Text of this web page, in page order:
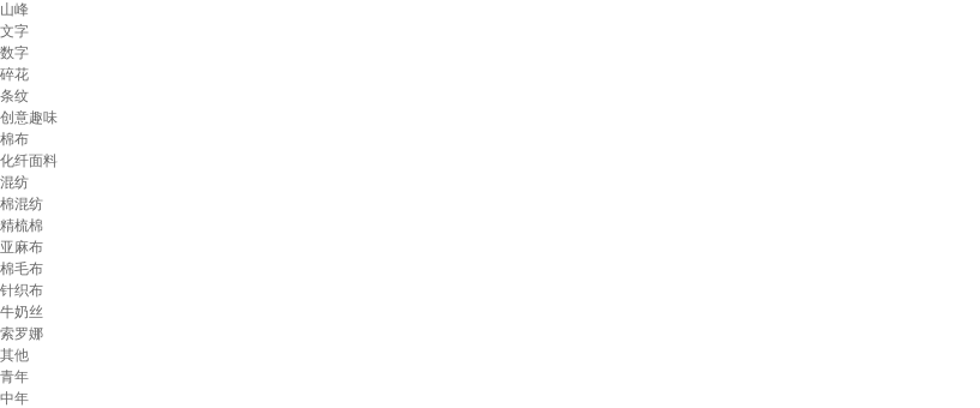
山峰
文字
数字
碎花
条纹
创意趣味
棉布
化纤面料
混纺
棉混纺
精梳棉
亚麻布
棉毛布
针织布
牛奶丝
索罗娜
其他
青年
中年